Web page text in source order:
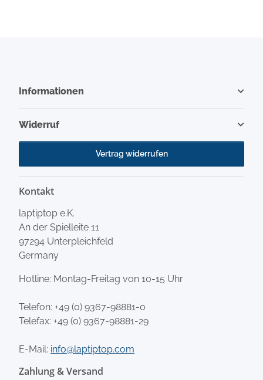
Informationen
Widerruf
Vertrag widerrufen
Kontakt
laptiptop e.K.
An der Spielleite 11
97294 Unterpleichfeld
Germany
Hotline: Montag-Freitag von 10-15 Uhr
Telefon: +49 (0) 9367-98881-0
Telefax: +49 (0) 9367-98881-29
E-Mail: info@laptiptop.com
Zahlung & Versand